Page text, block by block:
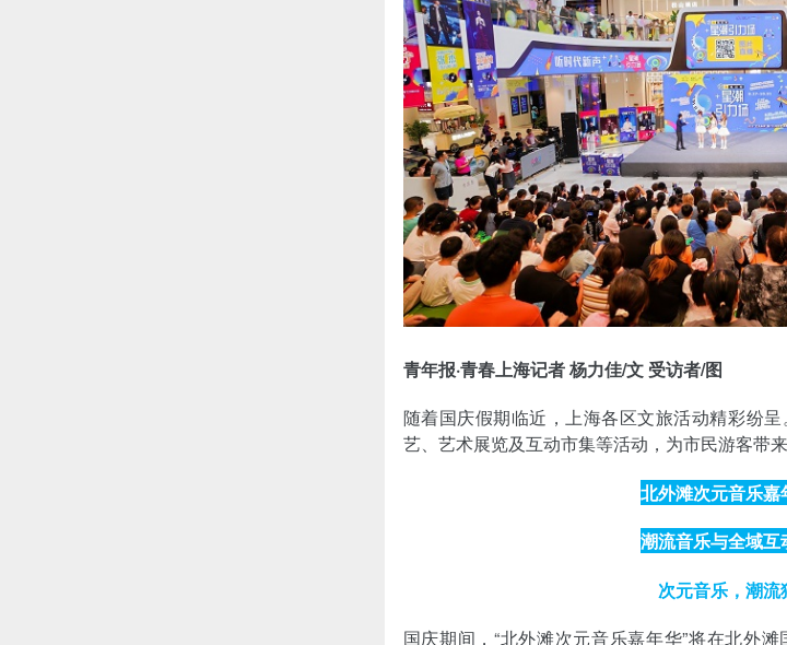
青年报·青春上海记者 杨力佳/文 受访者/图
随着国庆假期临近，上海各区文旅活动精彩纷
艺、艺术展览及互动市集等活动，为市民游客带来
北外滩次元音乐嘉
潮流音乐与全域互
次元音乐，潮流
国庆期间，“北外滩次元音乐嘉年华”将在北外